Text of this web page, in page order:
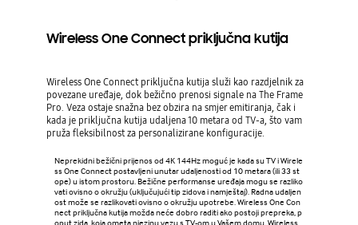
Wireless One Connect priključna kutija
Wireless One Connect priključna kutija služi kao razdjelnik za
povezane uređaje, dok bežično prenosi signale na The Frame
Pro. Veza ostaje snažna bez obzira na smjer emitiranja, čak i
kada je priključna kutija udaljena 10 metara od TV-a, što vam
pruža fleksibilnost za personalizirane konfiguracije.
Neprekidni bežični prijenos od 4K 144Hz moguć je kada su TV i Wirele
ss One Connect postavljeni unutar udaljenosti od 10 metara (ili 33 st
ope) u istom prostoru. Bežične performanse uređaja mogu se razliko
vati ovisno o okružju (uključujući tip zidova i namještaj). Radna udaljen
ost može se razlikovati ovisno o okružju upotrebe. Wireless One Con
nect priključna kutija možda neće dobro raditi ako postoji prepreka, p
oput zida, koja ometa njezinu vezu s TV-om u Vašem domu. Wireless